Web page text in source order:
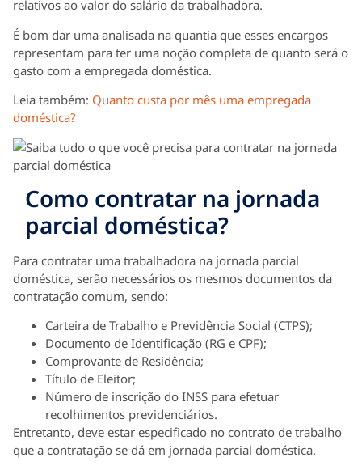
relativos ao valor do salário da trabalhadora.
É bom dar uma analisada na quantia que esses encargos
representam para ter uma noção completa de quanto será o
gasto com a empregada doméstica.
Leia também: Quanto custa por mês uma empregada
doméstica?
Como contratar na jornada
parcial doméstica?
Para contratar uma trabalhadora na jornada parcial
doméstica, serão necessários os mesmos documentos da
contratação comum, sendo:
Carteira de Trabalho e Previdência Social (CTPS);
Documento de Identificação (RG e CPF);
Comprovante de Residência;
Título de Eleitor;
Número de inscrição do INSS para efetuar
recolhimentos previdenciários.
Entretanto, deve estar especificado no contrato de trabalho
que a contratação se dá em jornada parcial doméstica.